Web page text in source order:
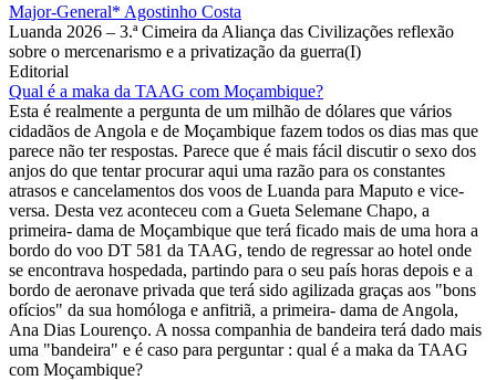
Major-General* Agostinho Costa
Luanda 2026 – 3.ª Cimeira da Aliança das Civilizações reflexão
sobre o mercenarismo e a privatização da guerra(I)
Editorial
Qual é a maka da TAAG com Moçambique?
Esta é realmente a pergunta de um milhão de dólares que vários
cidadãos de Angola e de Moçambique fazem todos os dias mas que
parece não ter respostas. Parece que é mais fácil discutir o sexo dos
anjos do que tentar procurar aqui uma razão para os constantes
atrasos e cancelamentos dos voos de Luanda para Maputo e vice-
versa. Desta vez aconteceu com a Gueta Selemane Chapo, a
primeira- dama de Moçambique que terá ficado mais de uma hora a
bordo do voo DT 581 da TAAG, tendo de regressar ao hotel onde
se encontrava hospedada, partindo para o seu país horas depois e a
bordo de aeronave privada que terá sido agilizada graças aos "bons
ofícios" da sua homóloga e anfitriã, a primeira- dama de Angola,
Ana Dias Lourenço. A nossa companhia de bandeira terá dado mais
uma "bandeira" e é caso para perguntar : qual é a maka da TAAG
com Moçambique?